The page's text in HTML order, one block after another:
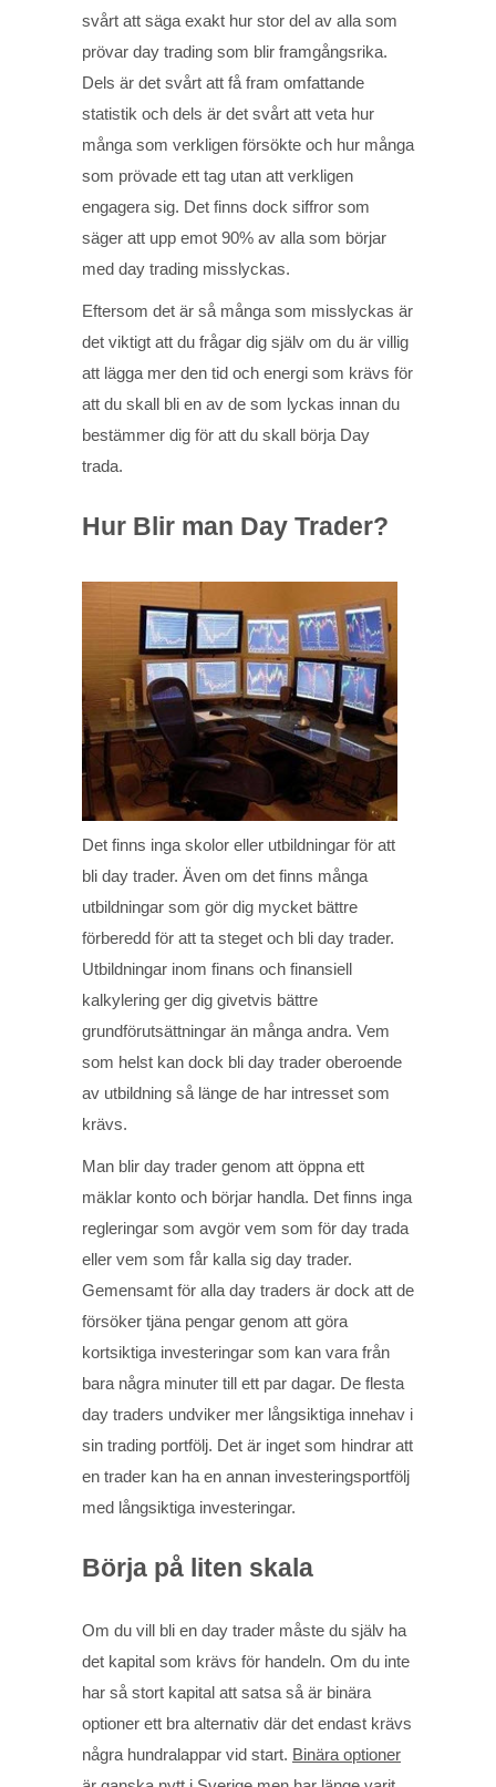
svårt att säga exakt hur stor del av alla som
prövar day trading som blir framgångsrika.
Dels är det svårt att få fram omfattande
statistik och dels är det svårt att veta hur
många som verkligen försökte och hur många
som prövade ett tag utan att verkligen
engagera sig. Det finns dock siffror som
säger att upp emot 90% av alla som börjar
med day trading misslyckas.
Eftersom det är så många som misslyckas är
det viktigt att du frågar dig själv om du är villig
att lägga mer den tid och energi som krävs för
att du skall bli en av de som lyckas innan du
bestämmer dig för att du skall börja Day
trada.
Hur Blir man Day Trader?
Det finns inga skolor eller utbildningar för att
bli day trader. Även om det finns många
utbildningar som gör dig mycket bättre
förberedd för att ta steget och bli day trader.
Utbildningar inom finans och finansiell
kalkylering ger dig givetvis bättre
grundförutsättningar än många andra. Vem
som helst kan dock bli day trader oberoende
av utbildning så länge de har intresset som
krävs.
Man blir day trader genom att öppna ett
mäklar konto och börjar handla. Det finns inga
regleringar som avgör vem som för day trada
eller vem som får kalla sig day trader.
Gemensamt för alla day traders är dock att de
försöker tjäna pengar genom att göra
kortsiktiga investeringar som kan vara från
bara några minuter till ett par dagar. De flesta
day traders undviker mer långsiktiga innehav i
sin trading portfölj. Det är inget som hindrar att
en trader kan ha en annan investeringsportfölj
med långsiktiga investeringar.
Börja på liten skala
Om du vill bli en day trader måste du själv ha
det kapital som krävs för handeln. Om du inte
har så stort kapital att satsa så är binära
optioner ett bra alternativ där det endast krävs
några hundralappar vid start. Binära optioner